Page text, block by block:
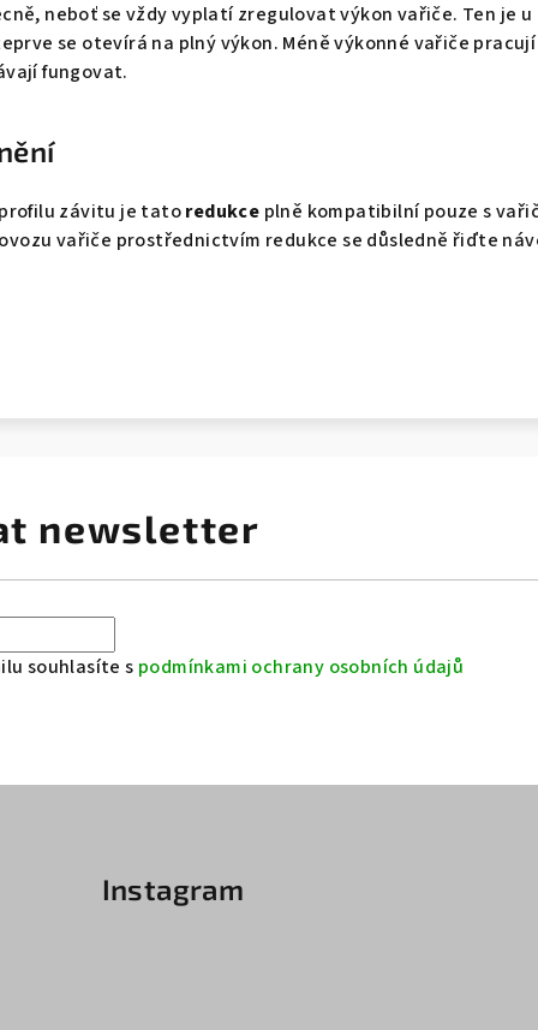
neboť se vždy vyplatí zregulovat výkon vařiče. Ten je
se otevírá na plný výkon. Méně výkonné vařiče
fungovat.
závitu je tatoredukce plně kompatibilní pouze s
vařiče prostřednictvím redukce se důsledně řiďte
newsletter
souhlasíte s podmínkami ochrany osobních údajů
Instagram